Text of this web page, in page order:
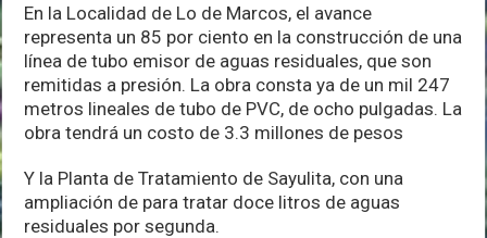
En la Localidad de Lo de Marcos, el avance
representa un 85 por ciento en la construcción de una
línea de tubo emisor de aguas residuales, que son
remitidas a presión. La obra consta ya de un mil 247
metros lineales de tubo de PVC, de ocho pulgadas. La
obra tendrá un costo de 3.3 millones de pesos
Y la Planta de Tratamiento de Sayulita, con una
ampliación de para tratar doce litros de aguas
residuales por segunda.